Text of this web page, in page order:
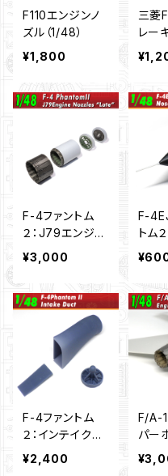
F110エンジンノ
ズル（1/48）
¥1,800
三菱
レー
F-4ファントム
２：J79エンジン
ノズル（後期
型）”オープンタ
イプ”（1/48）
¥3,000
F-
トム
ーン（
F-4ファントム
２：インテイクダ
クト”短縮版”（1/
48）
¥2,400
F/A-
パー
エン
ル”